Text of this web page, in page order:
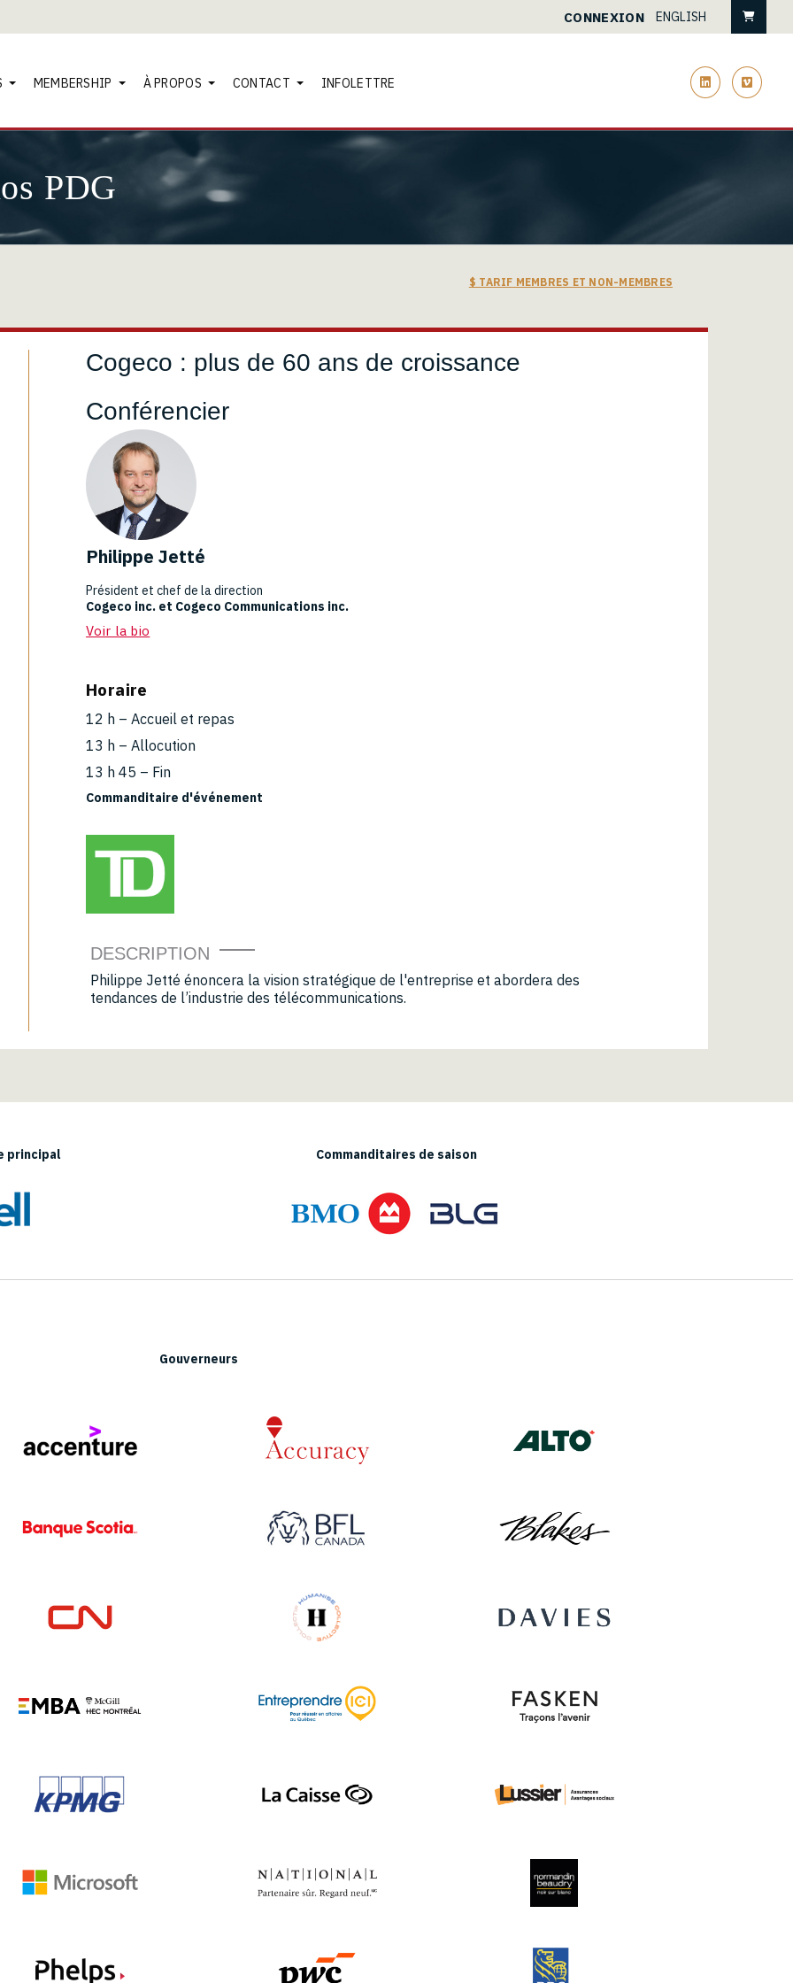
CONNEXION ENGLISH
MEMBERSHIP À PROPOS CONTACT INFOLETTRE linkedinvimeo
PDG
$ TARIF MEMBRES ET NON-MEMBRES
Cogeco : plus de 60 ans de croissance
Conférencier
Philippe Jetté
Président et chef de la direction
Cogeco inc. et Cogeco Communications inc.
Voir la bio
Horaire
12 h – Accueil et repas
13 h – Allocution
13 h 45 – Fin
Commanditaire d'événement
DESCRIPTION
Philippe Jetté énoncera la vision stratégique de l'entreprise et abordera des
tendances de l’industrie des télécommunications.
principal Commanditaires de saison
Gouverneurs